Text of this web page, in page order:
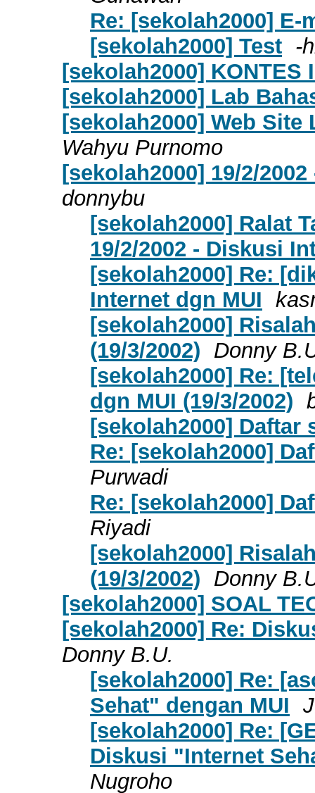
Re: [sekolah2000]
[sekolah2000] Test -
[sekolah2000] KONTES
[sekolah2000] Lab
[sekolah2000] Web Site
Wahyu Purnomo
[sekolah2000] 19/2/
donnybu
[sekolah2000] Ralat
19/2/2002 - Diskusi
[sekolah2000] Re:
Internet dgn MUI
[sekolah2000]
(19/3/2002) Donny
[sekolah2000] Re:
dgn MUI (19/3/2002)
[sekolah2000] Daftar
Re: [sekolah2000]
Purwadi
Re: [sekolah2000]
Riyadi
[sekolah2000]
(19/3/2002) Donny
[sekolah2000] SOAL
[sekolah2000] Re:
Donny B.U.
[sekolah2000] Re:
Sehat" dengan MUI
[sekolah2000] Re:
Diskusi "Internet
Nugroho